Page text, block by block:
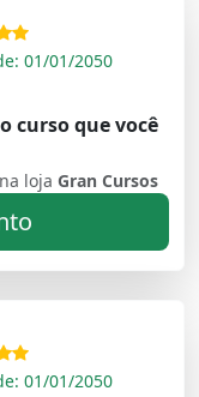
01/01/2050
curso que você
na loja Gran Cursos
01/01/2050